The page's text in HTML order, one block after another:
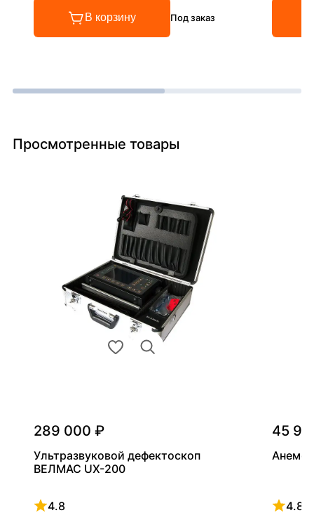
В корзину Под заказ
Просмотренные товары
289 000 ₽
Ультразвуковой дефектоскоп
ВЕЛМАС UX-200
4.8
Рейтинг 4.8 из 5
45
4.8